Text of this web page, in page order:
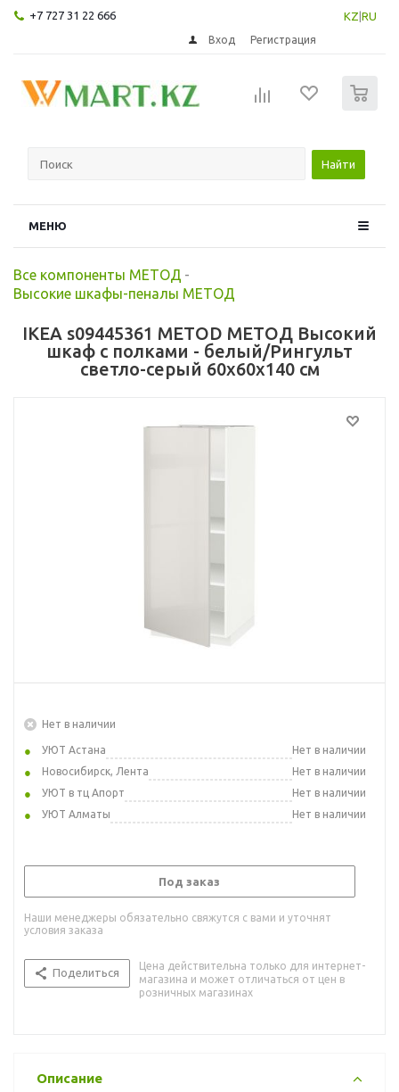
+7 727 31 22 666 KZ RU
Вход Регистрация
Найти
МЕНЮ
Все компоненты МЕТОД -
Высокие шкафы-пеналы МЕТОД
IKEA s09445361 METOD МЕТОД Высокий
шкаф с полками - белый/Рингульт
светло-серый 60x60x140 см
Нет в наличии
УЮТ Астана
Нет в наличии
Новосибирск, Лента
Нет в наличии
УЮТ в тц Апорт
Нет в наличии
УЮТ Алматы
Нет в наличии
Под заказ
Наши менеджеры обязательно свяжутся с вами и уточнят
условия заказа
Поделиться
Цена действительна только для интернет-
магазина и может отличаться от цен в
розничных магазинах
Описание